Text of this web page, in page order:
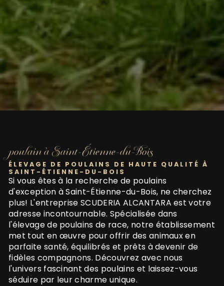
poulain à Saint-Étienne-du-Bois
ÉLEVAGE DE POULAINS DE HAUTE QUALITÉ À
SAINT-ÉTIENNE-DU-BOIS
Si vous êtes à la recherche de poulains
d'exception à Saint-Étienne-du-Bois, ne cherchez
plus! L'entreprise SCUDERIA ALCANTARA est votre
adresse incontournable. Spécialisée dans
l'élevage de poulains de race, notre établissement
met tout en œuvre pour offrir des animaux en
parfaite santé, équilibrés et prêts à devenir de
fidèles compagnons. Découvrez avec nous
l'univers fascinant des poulains et laissez-vous
séduire par leur charme unique.